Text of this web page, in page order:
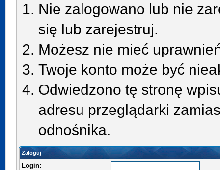
Nie zalogowano lub nie
się lub zarejestruj.
Możesz nie mieć
Twoje konto może być
Odwiedzono tę stronę
adresu przeglądarki
odnośnika.
Zaloguj
Login: